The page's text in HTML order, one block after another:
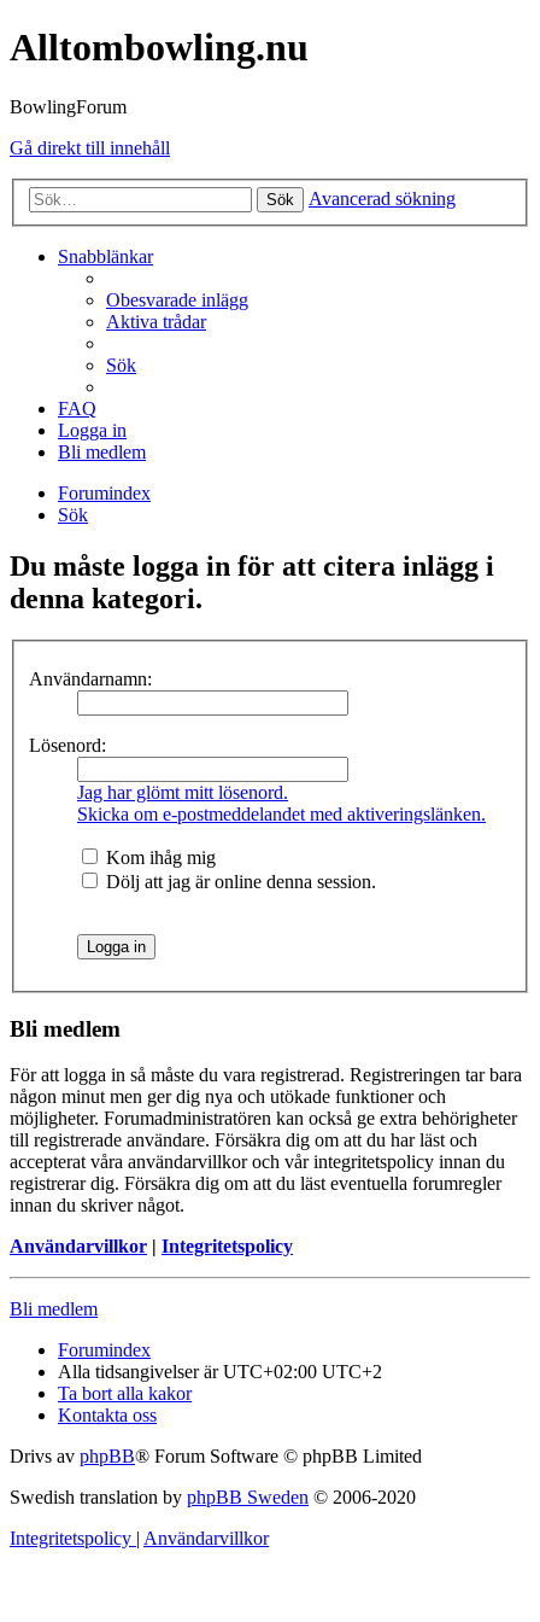
Alltombowling.nu
BowlingForum
Gå direkt till innehåll
Sök Avancerad sökning
Snabblänkar
Obesvarade inlägg
Aktiva trådar
Sök
FAQ
Logga in
Bli medlem
Forumindex
Sök
Du måste logga in för att citera inlägg i
denna kategori.
Användarnamn:
Lösenord:
Jag har glömt mitt lösenord.
Skicka om e-postmeddelandet med aktiveringslänken.
Kom ihåg mig
Dölj att jag är online denna session.
Bli medlem
För att logga in så måste du vara registrerad. Registreringen tar bara
någon minut men ger dig nya och utökade funktioner och
möjligheter. Forumadministratören kan också ge extra behörigheter
till registrerade användare. Försäkra dig om att du har läst och
accepterat våra användarvillkor och vår integritetspolicy innan du
registrerar dig. Försäkra dig om att du läst eventuella forumregler
innan du skriver något.
Användarvillkor | Integritetspolicy
Bli medlem
Forumindex
Alla tidsangivelser är UTC+02:00 UTC+2
Ta bort alla kakor
Kontakta oss
Drivs av phpBB® Forum Software © phpBB Limited
Swedish translation by phpBB Sweden © 2006-2020
Integritetspolicy | Användarvillkor